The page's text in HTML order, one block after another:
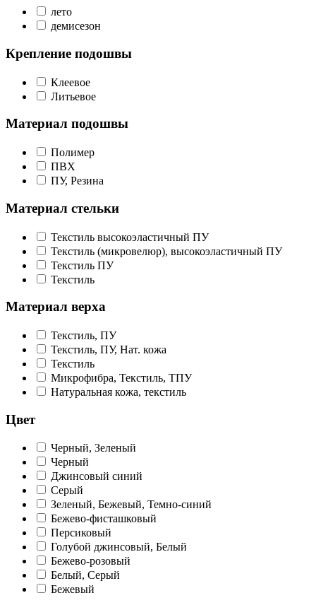
лето
демисезон
Крепление подошвы
Клеевое
Литьевое
Материал подошвы
Полимер
ПВХ
ПУ, Резина
Материал стельки
Текстиль высокоэластичный ПУ
Текстиль (микровелюр), высокоэластичный ПУ
Текстиль ПУ
Текстиль
Материал верха
Текстиль, ПУ
Текстиль, ПУ, Нат. кожа
Текстиль
Микрофибра, Текстиль, ТПУ
Натуральная кожа, текстиль
Цвет
Черный, Зеленый
Черный
Джинсовый синий
Серый
Зеленый, Бежевый, Темно-синий
Бежево-фисташковый
Персиковый
Голубой джинсовый, Белый
Бежево-розовый
Белый, Серый
Бежевый